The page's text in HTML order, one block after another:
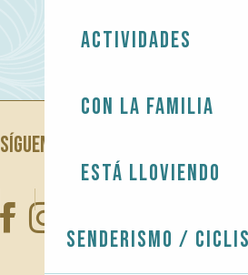
Actividades
Con la familia
Está lloviendo
Senderismo /
SÍGUENOS EN